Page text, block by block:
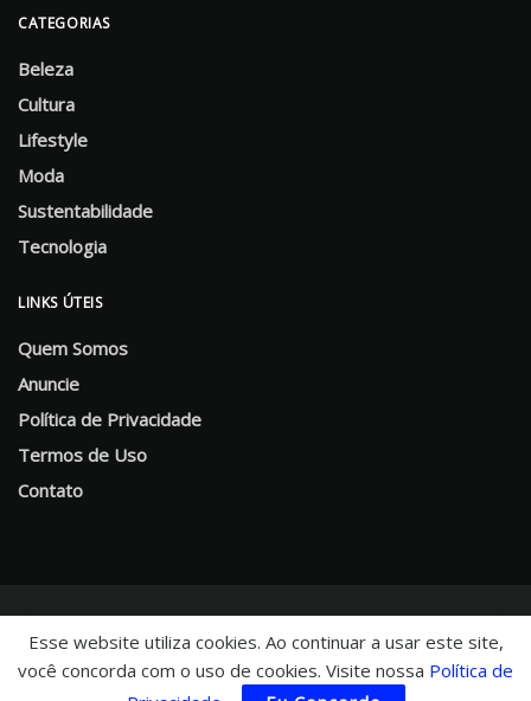
CATEGORIAS
Beleza
Cultura
Lifestyle
Moda
Sustentabilidade
Tecnologia
LINKS ÚTEIS
Quem Somos
Anuncie
Política de Privacidade
Termos de Uso
Contato
© 2025 CHNews - Portal de Notícias
Esse website utiliza cookies. Ao continuar a usar este site,
você concorda com o uso de cookies. Visite nossa Política de